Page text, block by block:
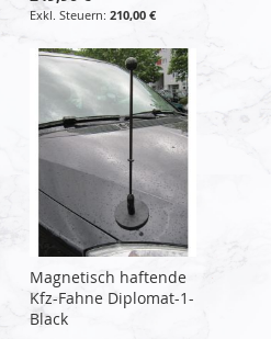
210,00 €
Magnetisch haftende
Kfz-Fahne Diplomat-1-
Black